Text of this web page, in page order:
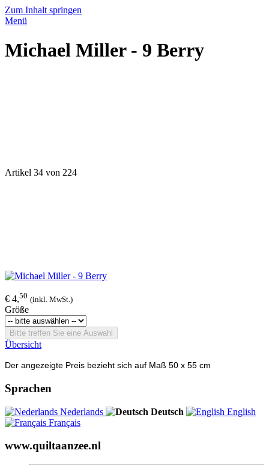
Zum Inhalt springen
Menü
Michael Miller - 9 Berry
Artikel 34 von 224
€ 4,50 (inkl. MwSt.)
Größe
Bitte treffen Sie eine Auswahl
Übersicht
Der angezeigte Preis bezieht sich auf Maß 50 x 55 cm
Sprachen
Nederlands Deutsch
English
Français
www.quiltaanzee.nl